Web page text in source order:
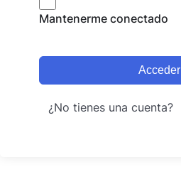
Mantenerme conectado
Acceder
¿No tienes una cuenta?